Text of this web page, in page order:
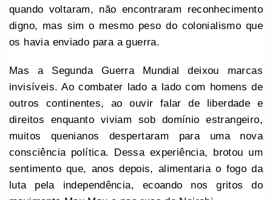
quando voltaram, não encontraram reconhecimento
digno, mas sim o mesmo peso do colonialismo que
os havia enviado para a guerra.
Mas a Segunda Guerra Mundial deixou marcas
invisíveis. Ao combater lado a lado com homens de
outros continentes, ao ouvir falar de liberdade e
direitos enquanto viviam sob domínio estrangeiro,
muitos quenianos despertaram para uma nova
consciência política. Dessa experiência, brotou um
sentimento que, anos depois, alimentaria o fogo da
luta pela independência, ecoando nos gritos do